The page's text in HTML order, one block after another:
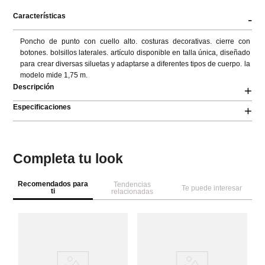
Características -
Poncho de punto con cuello alto. costuras decorativas. cierre con
botones. bolsillos laterales. artículo disponible en talla única, diseñado
para crear diversas siluetas y adaptarse a diferentes tipos de cuerpo. la
modelo mide 1,75 m.
Descripción
+
Especificaciones +
Completa tu look
Recomendados para
ti
Tendencias
relacionadas
Te puede interesar